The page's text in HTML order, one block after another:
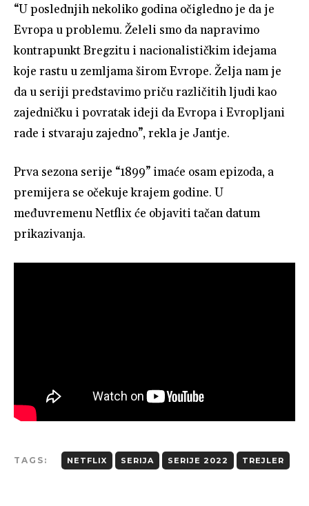
“U poslednjih nekoliko godina očigledno je da je
Evropa u problemu. Želeli smo da napravimo
kontrapunkt Bregzitu i nacionalističkim idejama
koje rastu u zemljama širom Evrope. Želja nam je
da u seriji predstavimo priču različitih ljudi kao
zajedničku i povratak ideji da Evropa i Evropljani
rade i stvaraju zajedno”, rekla je Jantje.
Prva sezona serije “1899” imaće osam epizoda, a
premijera se očekuje krajem godine. U
međuvremenu Netflix će objaviti tačan datum
prikazivanja.
TAGS: NETFLIX SERIJA SERIJE 2022 TREJLER